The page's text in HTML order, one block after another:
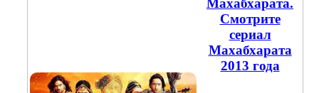
Смотрите
сериал
Махабхарата
2013 года